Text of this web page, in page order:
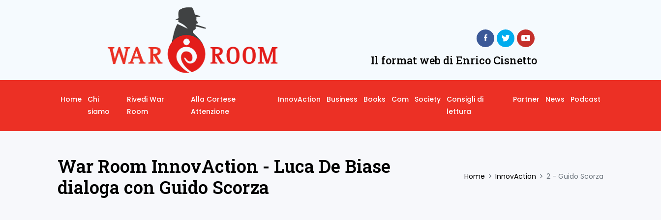
Il format web di Enrico Cisnetto
Home
Chi
siamo
Rivedi War
Room
Alla Cortese
Attenzione
InnovAction Business Books Com Society
Consigli di
lettura
Partner News Podcast
War Room InnovAction - Luca De Biase
dialoga con Guido Scorza
Home InnovAction 2 - Guido Scorza